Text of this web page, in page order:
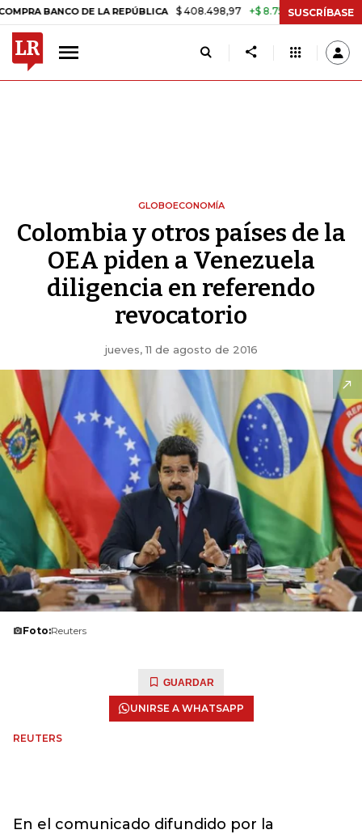
DE LA REPÚBLICA $ 408.498,97 +$ 8.753,81 +2,19% TASA
SUSCRÍBASE
GLOBOECONOMÍA
Colombia y otros países de la
OEA piden a Venezuela
diligencia en referendo
revocatorio
jueves, 11 de agosto de 2016
Foto:Reuters
GUARDAR
UNIRSE A WHATSAPP
REUTERS
En el comunicado difundido por la